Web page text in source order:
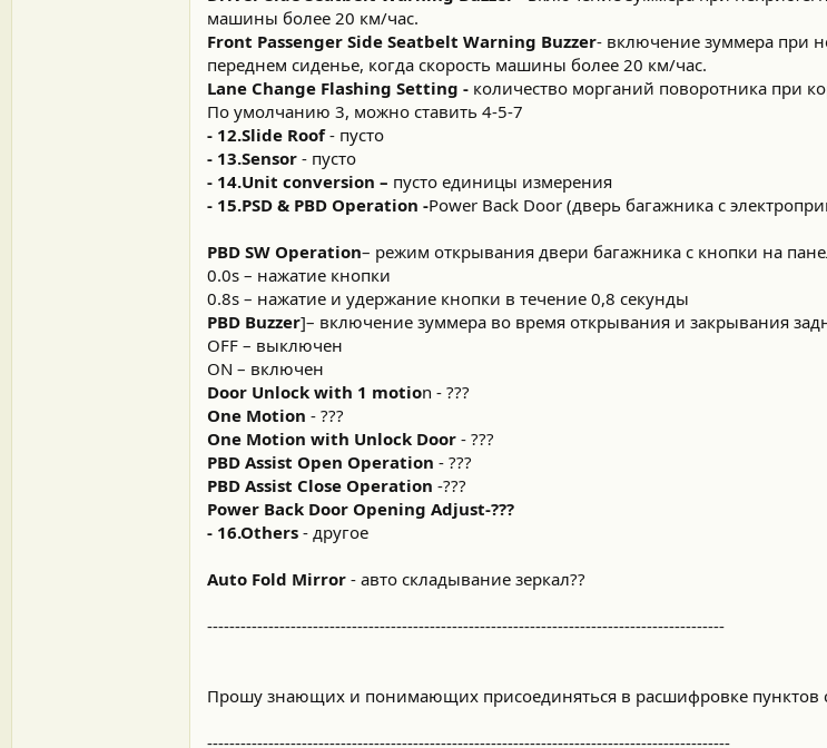
машины более 20 км/час.
Front Passenger Side Seatbelt Warning Buzzer- включение зуммера при
переднем сиденье, когда скорость машины более 20 км/час.
Lane Change Flashing Setting - количество морганий поворотника при
По умолчанию 3, можно ставить 4-5-7
- 12.Slide Roof- пусто
- 13.Sensor - пусто
- 14.Unit conversion – пусто единицы измерения
- 15.PSD & PBD Operation -Power Back Door (дверь багажника с
PBD SW Operation– режим открывания двери багажника с кнопки на
0.0s – нажатие кнопки
0.8s – нажатие и удержание кнопки в течение 0,8 секунды
PBD Buzzer]– включение зуммера во время открывания и закрывания
OFF – выключен
ON – включен
Door Unlock with 1 motion - ???
One Motion - ???
One Motion with Unlock Door - ???
PBD Assist Open Operation - ???
PBD Assist Close Operation -???
Power Back Door Opening Adjust-???
- 16.Others - другое
Auto Fold Mirror - авто складывание зеркал??
---------------------------------------------------------------------------------------------
Прошу знающих и понимающих присоединяться в расшифровке пунктов
----------------------------------------------------------------------------------------------